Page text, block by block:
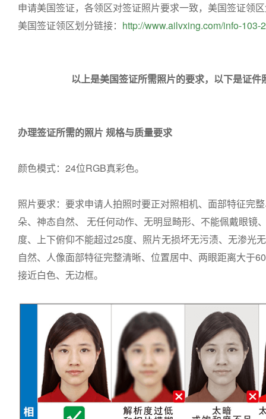
申请美国签证，各领区对签证照片要求一致，美国签证领
美国签证领区划分链接： http://www.ailvxing.com/info-103-
以上是美国签证所需照片的要求，以下是证件
办理签证所需的照片 规格与质量要求
颜色模式：24位RGB真彩色。
照片要求：要求申请人拍照时要正对照相机、面部特征完
朵、神态自然、 无任何动作、无明显畸形、不能佩戴眼镜
度、上下俯仰不能超过25度、照片无损坏无污渍、无渗光
自然、人像面部特征完整清晰、位置居中、两眼距离大于
接近白色、无边框。